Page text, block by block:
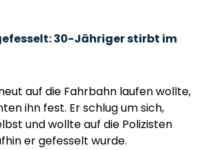
30-Jähriger stirbt im
auf die Fahrbahn laufen wollte,
ihn fest. Er schlug um sich,
und wollte auf die Polizisten
er gefesselt wurde.